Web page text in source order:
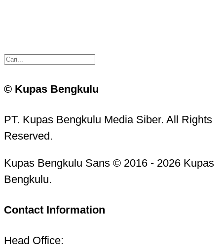
© Kupas Bengkulu
PT. Kupas Bengkulu Media Siber. All Rights
Reserved.
Kupas Bengkulu Sans © 2016 - 2026 Kupas
Bengkulu.
Contact Information
Head Office: